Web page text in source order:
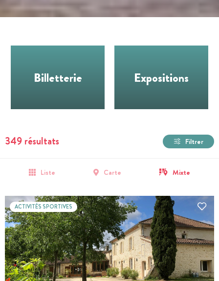
Billetterie Expositions
349 résultats Filtrer
Liste Carte Mixte
ACTIVITÉS SPORTIVES